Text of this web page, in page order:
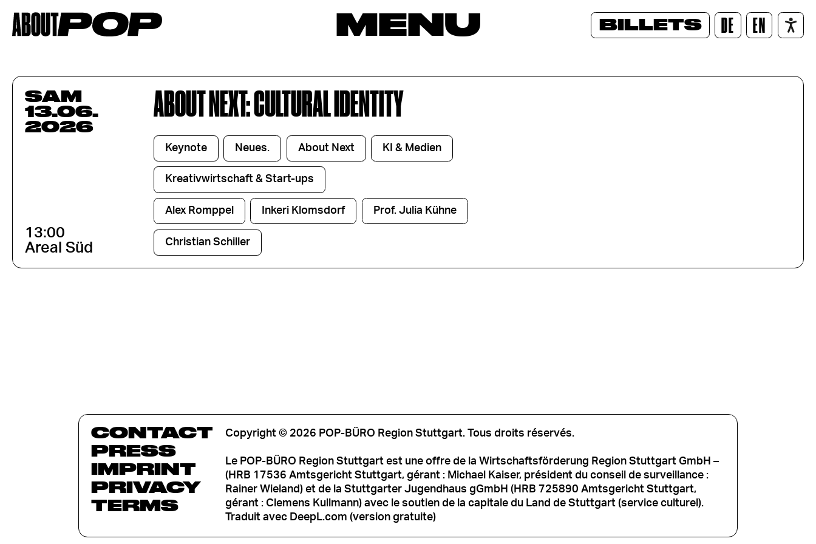
MENU BILLETS DE EN
SAM
13.06.
2026
13:00
Areal Süd
ABOUT NEXT: CULTURAL IDENTITY
Keynote Neues. About Next KI & Medien
Kreativwirtschaft & Start-ups
Alex Romppel Inkeri Klomsdorf Prof. Julia Kühne
Christian Schiller
CONTACT
PRESS
IMPRINT
PRIVACY
TERMS
Copyright © 2026 POP-BÜRO Region Stuttgart. Tous droits réservés.
Le POP-BÜRO Region Stuttgart est une offre de la Wirtschaftsförderung Region Stuttgart GmbH –
(HRB 17536 Amtsgericht Stuttgart, gérant : Michael Kaiser, président du conseil de surveillance :
Rainer Wieland) et de la Stuttgarter Jugendhaus gGmbH (HRB 725890 Amtsgericht Stuttgart,
gérant : Clemens Kullmann) avec le soutien de la capitale du Land de Stuttgart (service culturel).
Traduit avec DeepL.com (version gratuite)